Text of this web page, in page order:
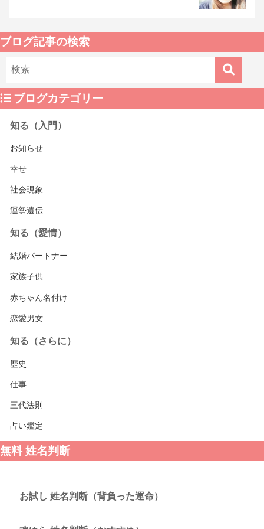
ブログ記事の検索
ブログカテゴリー
知る（入門）
お知らせ
幸せ
社会現象
運勢遺伝
知る（愛情）
結婚パートナー
家族子供
赤ちゃん名付け
恋愛男女
知る（さらに）
歴史
仕事
三代法則
占い鑑定
無料 姓名判断
お試し 姓名判断（背負った運命）